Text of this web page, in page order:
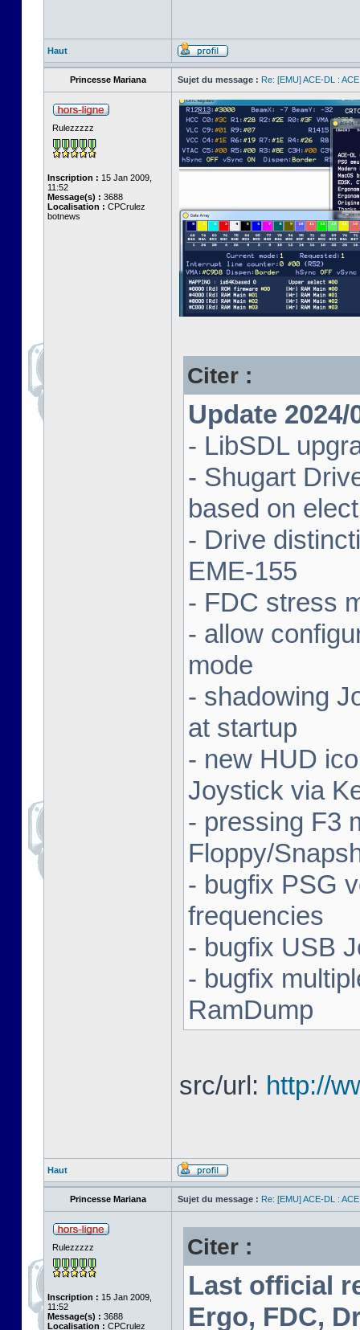
Haut
Princesse Mariana Sujet du message : Re: [EMU] ACE-DL :
Rulezzzzz
Inscription : 15 Jan 2009,
11:52
Message(s) : 3688
Localisation : CPCrulez
botnews
Citer :
Update 2024/
- LibSDL
- Shugart
based on
- Drive
EME-155
- FDC stress
- allow
mode
- shadowing
at startup
- new HUD
Joystick via
- pressing F3
Floppy/
- bugfix PSG
frequencies
- bugfix USB
- bugfix
RamDump
src/url: http://
Haut
Princesse Mariana Sujet du message : Re: [EMU] ACE-DL :
Rulezzzzz
Inscription : 15 Jan 2009,
11:52
Message(s) : 3688
Localisation : CPCrulez
Citer :
Last official
Ergo, FDC,